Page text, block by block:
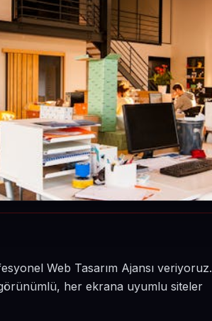
Web Tasarım Ajansı veriyoruz.
her ekrana uyumlu siteler